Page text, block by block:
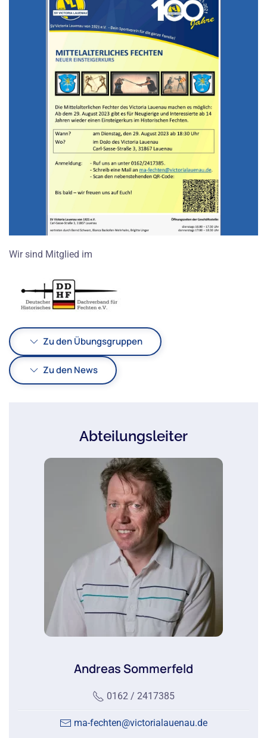
Wir sind Mitglied im
Zu den Übungsgruppen
Zu den News
Abteilungsleiter
Andreas Sommerfeld
0162 / 2417385
ma-fechten@victorialauenau.de